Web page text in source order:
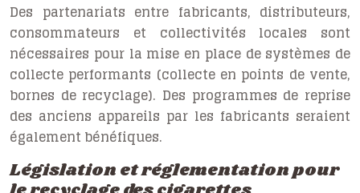
Des partenariats entre fabricants, distributeurs,
consommateurs et collectivités locales sont
nécessaires pour la mise en place de systèmes de
collecte performants (collecte en points de vente,
bornes de recyclage). Des programmes de reprise
des anciens appareils par les fabricants seraient
également bénéfiques.
Législation et réglementation pour